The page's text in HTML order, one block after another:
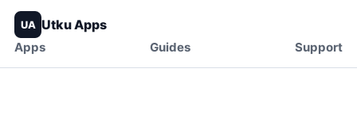
UA Utku Apps
Apps Guides Support